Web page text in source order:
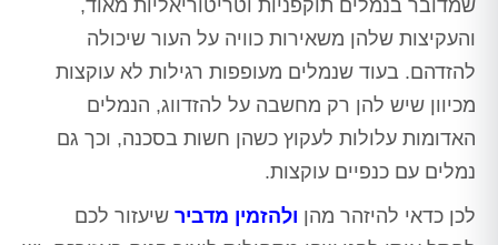
שמדובר בנמלים תוקפניות וטריטוריאליות מאוד,
והעקיצות שלהן משאירות כוויה על העור שיכולה
להזדהם. בעוד שנמלים מעופפות רגילות לא עוקצות
מכיוון שיש להן רק מחשבה על להזדווג, הנמלים
האדומות עלולות לעקוץ כשהן חשות בסכנה, וכך גם
נמלים עם כנפיים עוקצות.
לכן כדאי להיזהר מהן ולהזמין מדביר שיעזור לכם